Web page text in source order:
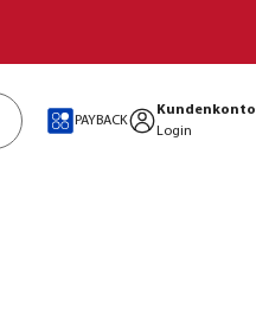
PAYBACK
Kundenkonto
Login